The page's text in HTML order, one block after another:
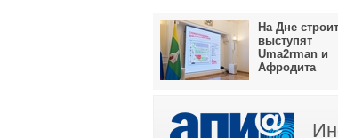
На Дне
выступят
Uma2rman и
Афродита